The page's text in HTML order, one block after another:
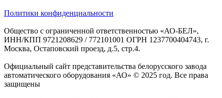
Политики конфиденциальности
Общество с ограниченной ответственностью «АО-БЕЛ»,
ИНН/КПП 9721208629 / 772101001 ОГРН 1237700404743, г.
Москва, Остаповский проезд, д.5, стр.4.
Официальный сайт представительства белорусского завода
автоматического оборудования «АО» © 2025 год. Все права
защищены